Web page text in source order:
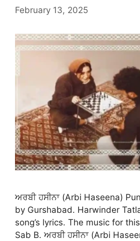
February 13, 2025
ਅਰਬੀ ਹਸੀਨਾ (Arbi Haseena)
by Gurshabad. Harwinder
song’s lyrics. The music for
Sab B. ਅਰਬੀ ਹਸੀਨਾ (Arbi